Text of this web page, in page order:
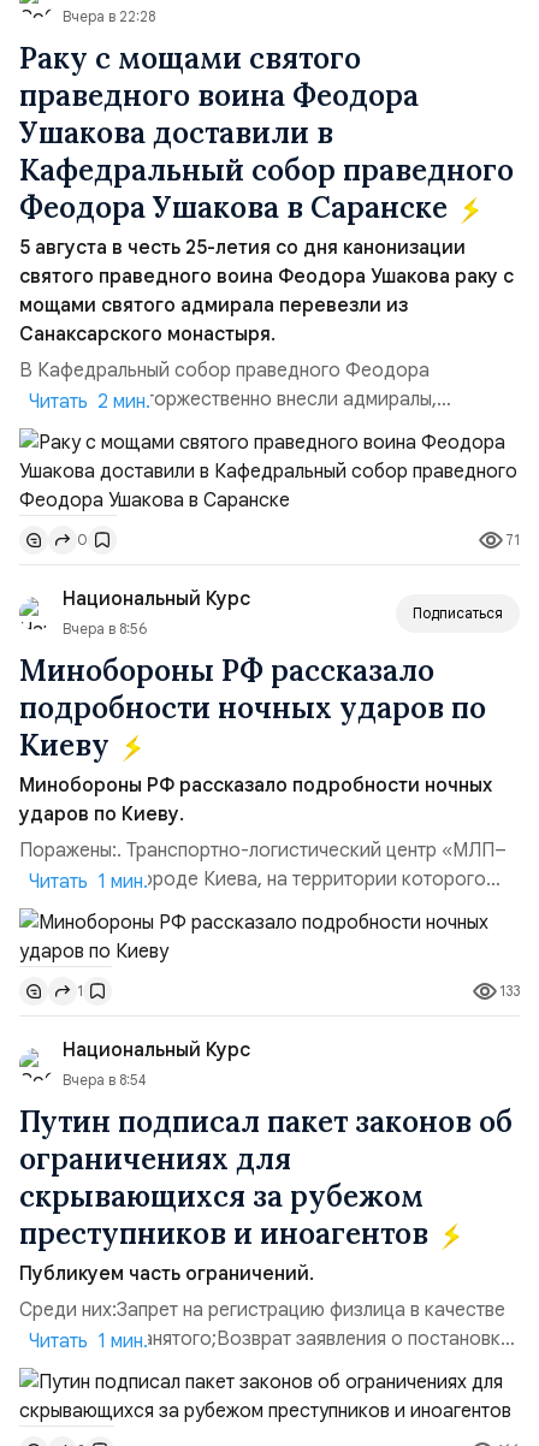
Вчера в 22:28
Раку с мощами святого
праведного воина Феодора
Ушакова доставили в
Кафедральный собор праведного
Феодора Ушакова в Саранске
5 августа в честь 25-летия со дня канонизации
святого праведного воина Феодора Ушакова раку с
мощами святого адмирала перевезли из
Санаксарского монастыря.
В Кафедральный собор праведного Феодора
Ушакова раку торжественно внесли адмиралы,
участвовавшие в канонизации святого праведного
воина Феодора Ушакова 25 лет назад:Адмирал
Владимир Прокофьевич Валуев, командующий
Балтийским флотом ВМФ России (2001–2006
гг.);Адмирал Владимир Петрович Комоедов,
командующий Черноморским флотом ВМФ России
(1998–2002 г...
Читать 2 мин.
0 71
Национальный Курс
Вчера в 8:56
Подписаться
Минобороны РФ рассказало
подробности ночных ударов по
Киеву
Минобороны РФ рассказало подробности ночных
ударов по Киеву.
Поражены:. Транспортно-логистический центр «МЛП–
Чайка» в пригороде Киева, на территории которого
осуществлялось хранение, сборка а также запуск с
прилегающего полевого аэродром «Чайка»
дальнобойных БПЛА ВСУ; Складские помещения
«Транс-Логистик» в Оболонском районе г. Киев,
использовавшиеся для хранения военного
имущества ВСУ; Сортировочны...
Читать 1 мин.
1 133
Национальный Курс
Вчера в 8:54
Путин подписал пакет законов об
ограничениях для
скрывающихся за рубежом
преступников и иноагентов
Публикуем часть ограничений.
Среди них:Запрет на регистрацию физлица в качестве
ИП или самозанятого;Возврат заявления о постановке
недвижимости на кадастровый учет;Ограничение
водительских прав;Запрет регистрации транспортных
средств и на заключение сделок по
Читать 1 мин.